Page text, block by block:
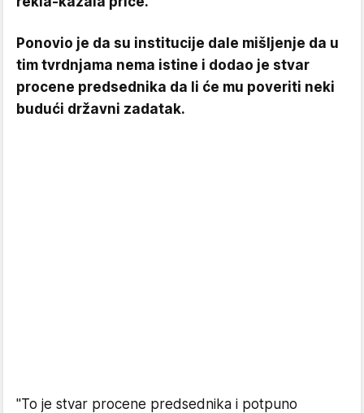
Ponovio je da su institucije dale mišljenje da u
tim tvrdnjama nema istine i dodao je stvar
procene predsednika da li će mu poveriti neki
budući državni zadatak.
"To je stvar procene predsednika i potpuno